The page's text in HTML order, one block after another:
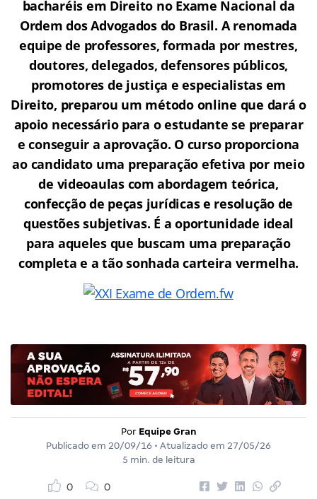
bacharéis em Direito no Exame Nacional da
Ordem dos Advogados do Brasil. A renomada
equipe de professores, formada por mestres,
doutores, delegados, defensores públicos,
promotores de justiça e especialistas em
Direito, preparou um método online que dará o
apoio necessário para o estudante se preparar
e conseguir a aprovação. O curso proporciona
ao candidato uma preparação efetiva por meio
de videoaulas com abordagem teórica,
confecção de peças jurídicas e resolução de
questões subjetivas. É a oportunidade ideal
para aqueles que buscam uma preparação
completa e a tão sonhada carteira vermelha.
Por Equipe Gran
Publicado em 20/09/16 • Atualizado em 27/05/26
5 min. de leitura
0 0